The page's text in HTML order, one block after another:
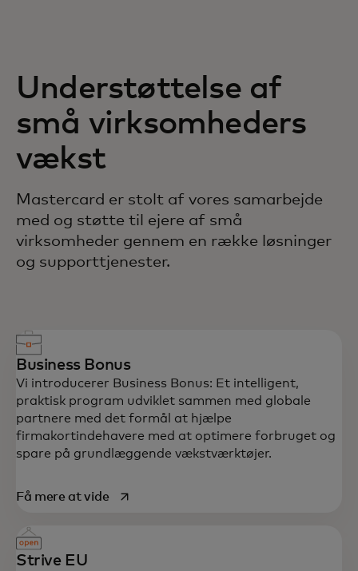
Understøttelse af
små virksomheders
vækst
Mastercard er stolt af vores samarbejde
med og støtte til ejere af små
virksomheder gennem en række løsninger
og supporttjenester.
Business Bonus
Vi introducerer Business Bonus: Et intelligent,
praktisk program udviklet sammen med globale
partnere med det formål at hjælpe
firmakortindehavere med at optimere forbruget og
spare på grundlæggende vækstværktøjer.
Få mere at videopens in a new tab
Strive EU